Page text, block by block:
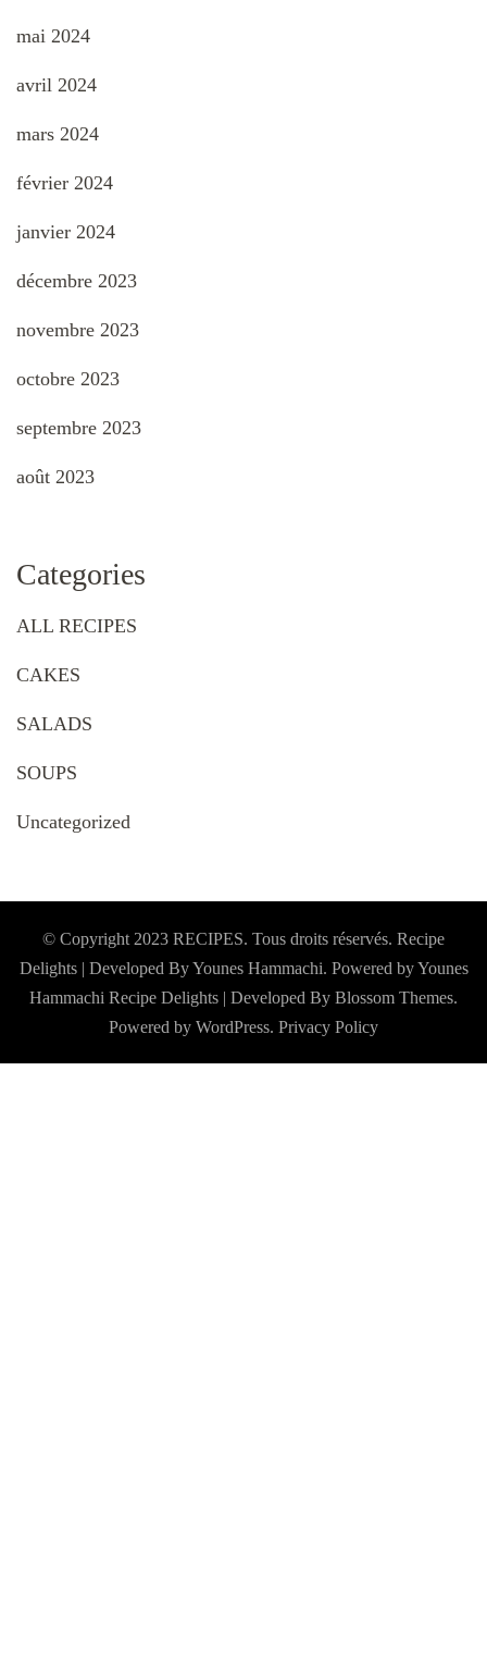
mai 2024
avril 2024
mars 2024
février 2024
janvier 2024
décembre 2023
novembre 2023
octobre 2023
septembre 2023
août 2023
Categories
ALL RECIPES
CAKES
SALADS
SOUPS
Uncategorized
© Copyright 2023 RECIPES. Tous droits réservés. Recipe
Delights | Developed By Younes Hammachi. Powered by Younes
Hammachi Recipe Delights | Developed By Blossom Themes.
Powered by WordPress. Privacy Policy